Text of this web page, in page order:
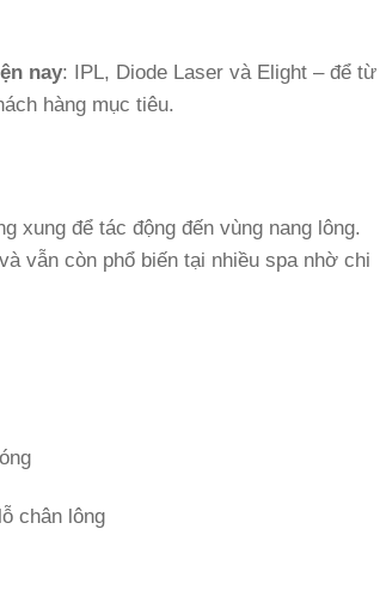
nay: IPL, Diode Laser và Elight – để từ
hàng mục tiêu.
xung để tác động đến vùng nang lông.
vẫn còn phổ biến tại nhiều spa nhờ chi
chân lông